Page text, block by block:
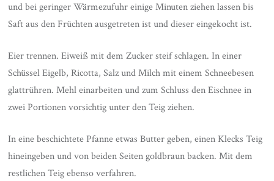
und bei geringer Wärmezufuhr einige Minuten ziehen lassen bis
Saft aus den Früchten ausgetreten ist und dieser eingekocht ist.
Eier trennen. Eiweiß mit dem Zucker steif schlagen. In einer
Schüssel Eigelb, Ricotta, Salz und Milch mit einem Schneebesen
glattrühren. Mehl einarbeiten und zum Schluss den Eischnee in
zwei Portionen vorsichtig unter den Teig ziehen.
In eine beschichtete Pfanne etwas Butter geben, einen Klecks Teig
hineingeben und von beiden Seiten goldbraun backen. Mit dem
restlichen Teig ebenso verfahren.